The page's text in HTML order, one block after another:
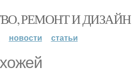
РЕМОНТ И ДИЗАЙН
новости статьи